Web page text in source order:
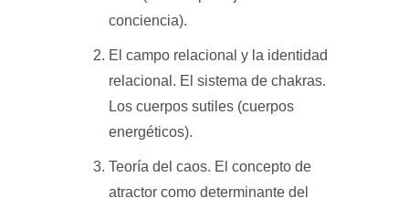
conciencia).
El campo relacional y la identidad
relacional. El sistema de chakras.
Los cuerpos sutiles (cuerpos
energéticos).
Teoría del caos. El concepto de
atractor como determinante del